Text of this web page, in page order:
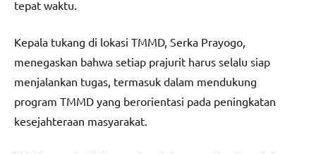
tepat waktu.
Kepala tukang di lokasi TMMD, Serka Prayogo,
menegaskan bahwa setiap prajurit harus selalu siap
menjalankan tugas, termasuk dalam mendukung
program TMMD yang berorientasi pada peningkatan
kesejahteraan masyarakat.